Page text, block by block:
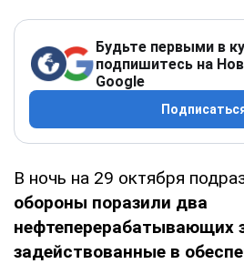
Будьте первыми в
подпишитесь на
Google
В ночь на 29 октября
обороны поразили два
нефтеперерабатывающих
задействованные в